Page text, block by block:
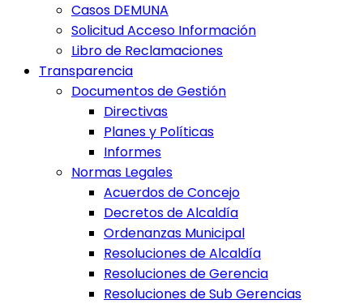
Casos DEMUNA
Solicitud Acceso Información
Libro de Reclamaciones
Transparencia
Documentos de Gestión
Directivas
Planes y Políticas
Informes
Normas Legales
Acuerdos de Concejo
Decretos de Alcaldía
Ordenanzas Municipal
Resoluciones de Alcaldía
Resoluciones de Gerencia
Resoluciones de Sub Gerencias